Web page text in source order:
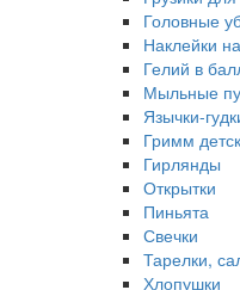
Головные
Наклейки
Гелий в
Мыльные
Язычки-
Гримм
Гирлянды
Открытки
Пиньята
Свечки
Тарелки,
Хлопушки